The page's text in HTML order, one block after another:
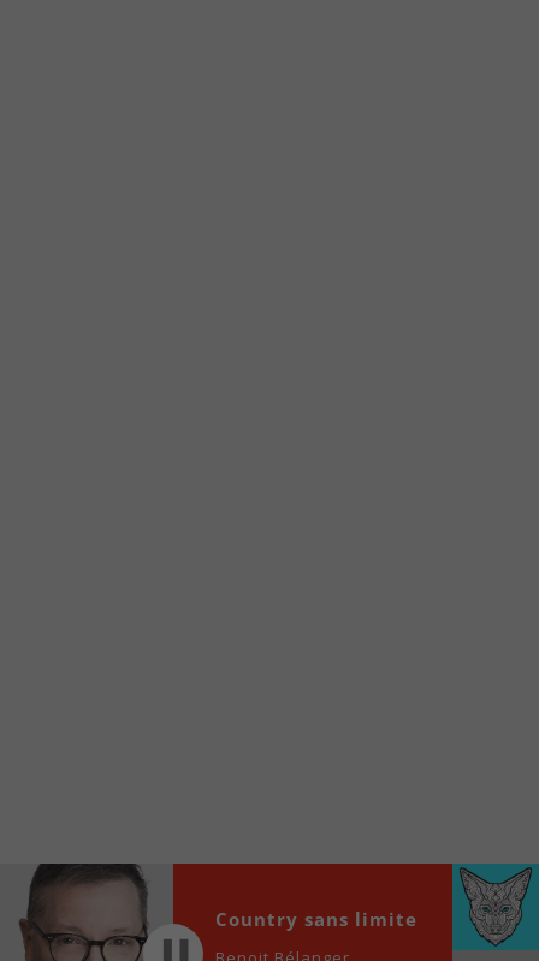
locale vous sont maintenant accessibles en un clic!
Player
00:00
Country sans limite